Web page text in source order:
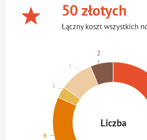
50 złotych
Łączny koszt wszystkich
Liczba
6
1
3
2